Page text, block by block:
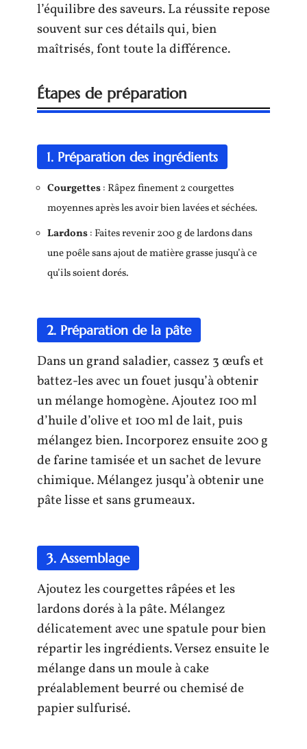
l’équilibre des saveurs. La réussite repose
souvent sur ces détails qui, bien
maîtrisés, font toute la différence.
Étapes de préparation
1. Préparation des ingrédients
Courgettes: Râpez finement 2 courgettes
moyennes après les avoir bien lavées et séchées.
Lardons: Faites revenir 200 g de lardons dans
une poêle sans ajout de matière grasse jusqu’à ce
qu’ils soient dorés.
2. Préparation de la pâte
Dans un grand saladier, cassez 3 œufs et
battez-les avec un fouet jusqu’à obtenir
un mélange homogène. Ajoutez 100 ml
d’huile d’olive et 100 ml de lait, puis
mélangez bien. Incorporez ensuite 200 g
de farine tamisée et un sachet de levure
chimique. Mélangez jusqu’à obtenir une
pâte lisse et sans grumeaux.
3. Assemblage
Ajoutez les courgettes râpées et les
lardons dorés à la pâte. Mélangez
délicatement avec une spatule pour bien
répartir les ingrédients. Versez ensuite le
mélange dans un moule à cake
préalablement beurré ou chemisé de
papier sulfurisé.